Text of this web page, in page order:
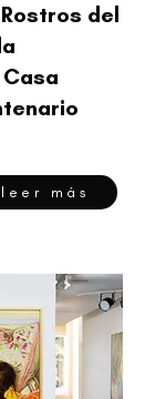
del
leer más